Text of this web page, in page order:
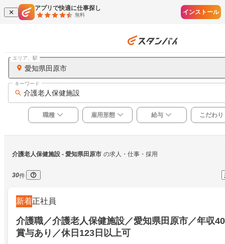
アプリで快適に仕事探し
無料 インストール
愛知県田原市
エリア、駅
介護老人保健施設
キーワード
職種 雇用形態 給与 こだわり
介護老人保健施設 - 愛知県田原市 の求人・仕事・採用
30件
新着正社員
介護職／介護老人保健施設／愛知県田原市／年収
賞与あり／休日123日以上可